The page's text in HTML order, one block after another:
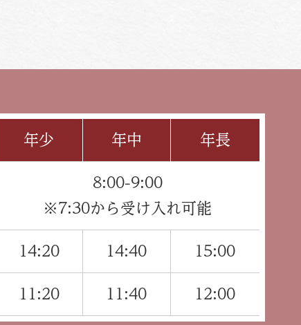
年少 年中 年長
8:00-9:00
※7:30から受け入れ可能
14:20 14:40 15:00
11:20 11:40 12:00